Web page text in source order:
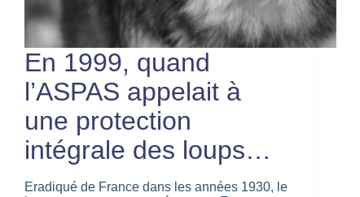
En 1999, quand
l’ASPAS appelait à
une protection
intégrale des loups…
Eradiqué de France dans les années 1930, le